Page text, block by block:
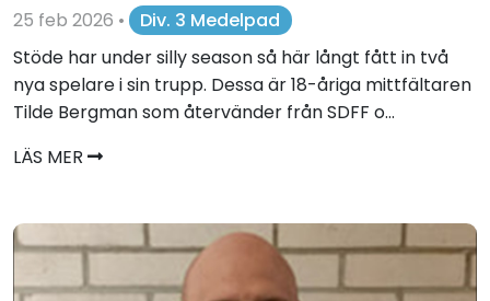
25 feb 2026 •
Div. 3 Medelpad
Stöde har under silly season så här långt fått in två
nya spelare i sin trupp. Dessa är 18-åriga mittfältaren
Tilde Bergman som återvänder från SDFF o...
LÄS MER